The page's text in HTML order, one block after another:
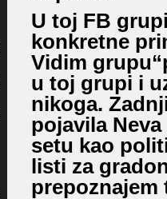
U toj FB
konkretne
Vidim
u toj grupi i
nikoga.
pojavila
setu kao
listi za